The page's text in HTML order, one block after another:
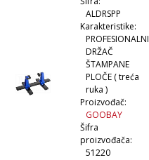
ALDRSPP
Karakteristike:
PROFESIONALNI
DRŽAČ
ŠTAMPANE
PLOČE ( treća
ruka )
Proizvođač:
GOOBAY
Šifra
proizvođača:
51220